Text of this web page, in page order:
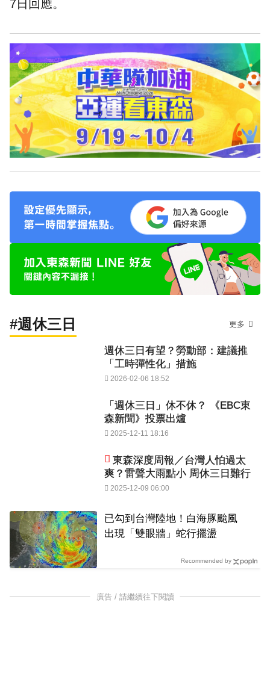
7日回應。
#週休三日 更多
週休三日有望？勞動部：建議推
「工時彈性化」措施
2026-02-06 18:52
「週休三日」休不休？ 《EBC東
森新聞》投票出爐
2025-12-11 18:16
東森深度周報／台灣人怕過太
爽？雷聲大雨點小 周休三日難行
2025-12-09 06:00
已勾到台灣陸地！白海豚颱風
出現「雙眼牆」蛇行擺盪
Recommended by
廣告 / 請繼續往下閱讀